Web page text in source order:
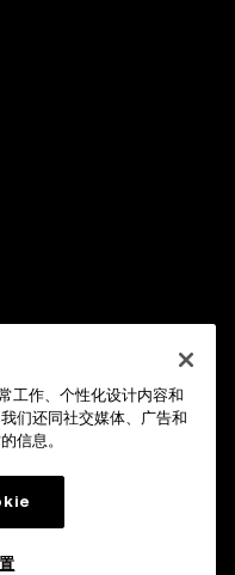
工作、个性化设计内容和
们还同社交媒体、广告和
信息。